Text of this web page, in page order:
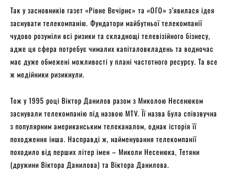
Так у засновників газет «Рівне Вечірнє» та «ОГО» з’явилася ідея
заснувати телекомпанію. Фундатори майбутньої телекомпанії
чудово розуміли всі ризики та складнощі телевізійного бізнесу,
адже ця сфера потребує чималих капіталовкладень та водночас
має дуже обмежені можливості у плані частотного ресурсу. Та все
ж медійники ризикнули.
Тож у 1995 році Віктор Данилов разом з Миколою Несенюком
заснували телекомпанію під назвою MTV. Її назва була співзвучна
з популярним американським телеканалом, однак історія її
походження інша. Насправді ж, найменування телекомпанії
походило від перших літер імен – Миколи Несенюка, Тетяни
(дружини Віктора Данилова) та Віктора Данилова.